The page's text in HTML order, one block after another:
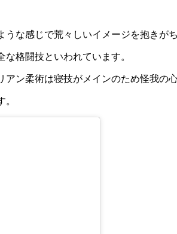
な感じで荒々しいイメージを抱きがち
格闘技といわれています。
ン柔術は寝技がメインのため怪我の